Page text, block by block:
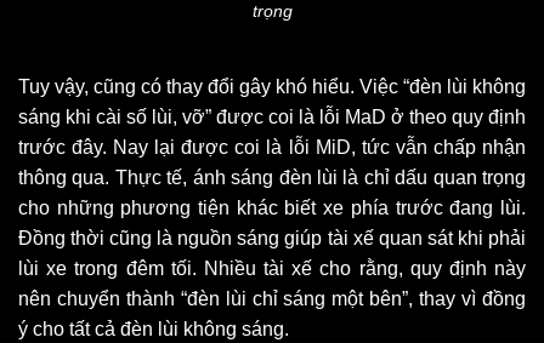
trọng
Tuy vậy, cũng có thay đổi gây khó hiểu. Việc “đèn lùi không
sáng khi cài số lùi, vỡ” được coi là lỗi MaD ở theo quy định
trước đây. Nay lại được coi là lỗi MiD, tức vẫn chấp nhận
thông qua. Thực tế, ánh sáng đèn lùi là chỉ dấu quan trọng
cho những phương tiện khác biết xe phía trước đang lùi.
Đồng thời cũng là nguồn sáng giúp tài xế quan sát khi phải
lùi xe trong đêm tối. Nhiều tài xế cho rằng, quy định này
nên chuyển thành “đèn lùi chỉ sáng một bên”, thay vì đồng
ý cho tất cả đèn lùi không sáng.